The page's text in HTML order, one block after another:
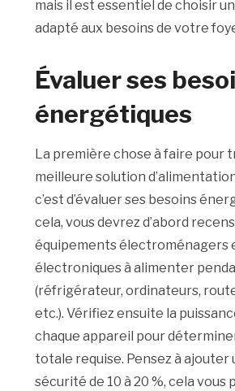
mais il est essentiel de choisir
adapté aux besoins de votre
Évaluer ses
énergétiques
La première chose à faire pour
meilleure solution
c’est d’évaluer ses besoins
cela, vous devrez d’abord
équipements électroménagers
électroniques à alimenter
(réfrigérateur, ordinateurs,
etc.). Vérifiez ensuite la
chaque appareil pour
totale requise. Pensez à ajouter
sécurité de 10 à 20 %, cela vous